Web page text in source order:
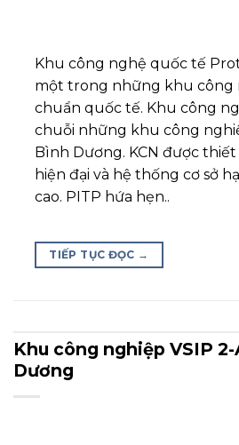
Khu công nghệ quốc tế
một trong những khu công
chuẩn quốc tế. Khu công
chuỗi những khu công
Bình Dương. KCN được
hiện đại và hệ thống cơ sở
cao. PITP hứa hẹn..
TIẾP TỤC ĐỌC →
Khu công nghiệp VSIP
Dương